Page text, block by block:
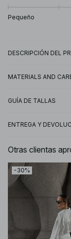
Pequeño
DESCRIPCIÓN DEL
MATERIALS AND
GUÍA DE TALLAS
ENTREGA Y
Otras clientas
-30%